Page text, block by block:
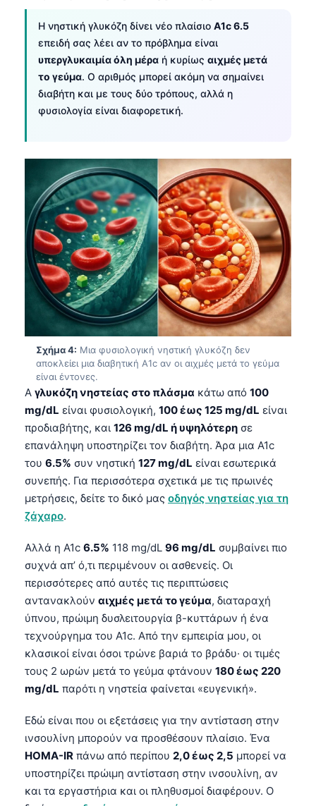
Η νηστική γλυκόζη δίνει νέο πλαίσιο A1c 6.5
επειδή σας λέει αν το πρόβλημα είναι
υπεργλυκαιμία όλη μέρα ή κυρίως αιχμές μετά
το γεύμα. Ο αριθμός μπορεί ακόμη να σημαίνει
διαβήτη και με τους δύο τρόπους, αλλά η
φυσιολογία είναι διαφορετική.
Σχήμα 4: Μια φυσιολογική νηστική γλυκόζη δεν
αποκλείει μια διαβητική A1c αν οι αιχμές μετά το γεύμα
είναι έντονες.
A γλυκόζη νηστείας στο πλάσμα κάτω από 100
mg/dL είναι φυσιολογική, 100 έως 125 mg/dL είναι
προδιαβήτης, και 126 mg/dL ή υψηλότερη σε
επανάληψη υποστηρίζει τον διαβήτη. Άρα μια A1c
του 6.5% συν νηστική 127 mg/dL είναι εσωτερικά
συνεπής. Για περισσότερα σχετικά με τις πρωινές
μετρήσεις, δείτε το δικό μας οδηγός νηστείας για τη
ζάχαρο.
Αλλά η A1c 6.5% 118 mg/dL 96 mg/dL συμβαίνει πιο
συχνά απ’ ό,τι περιμένουν οι ασθενείς. Οι
περισσότερες από αυτές τις περιπτώσεις
αντανακλούν αιχμές μετά το γεύμα, διαταραχή
ύπνου, πρώιμη δυσλειτουργία β-κυττάρων ή ένα
τεχνούργημα του A1c. Από την εμπειρία μου, οι
κλασικοί είναι όσοι τρώνε βαριά το βράδυ· οι τιμές
τους 2 ωρών μετά το γεύμα φτάνουν 180 έως 220
mg/dL παρότι η νηστεία φαίνεται «ευγενική».
Εδώ είναι που οι εξετάσεις για την αντίσταση στην
ινσουλίνη μπορούν να προσθέσουν πλαίσιο. Ένα
HOMA-IR πάνω από περίπου 2,0 έως 2,5 μπορεί να
υποστηρίζει πρώιμη αντίσταση στην ινσουλίνη, αν
και τα εργαστήρια και οι πληθυσμοί διαφέρουν. Ο